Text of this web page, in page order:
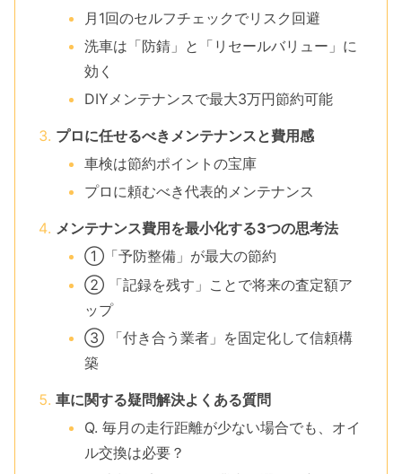
月1回のセルフチェックでリスク回避
洗車は「防錆」と「リセールバリュー」に
効く
DIYメンテナンスで最大3万円節約可能
プロに任せるべきメンテナンスと費用感
車検は節約ポイントの宝庫
プロに頼むべき代表的メンテナンス
メンテナンス費用を最小化する3つの思考法
①「予防整備」が最大の節約
② 「記録を残す」ことで将来の査定額ア
ップ
③ 「付き合う業者」を固定化して信頼構
築
車に関する疑問解決よくある質問
Q. 毎月の走行距離が少ない場合でも、オイ
ル交換は必要？